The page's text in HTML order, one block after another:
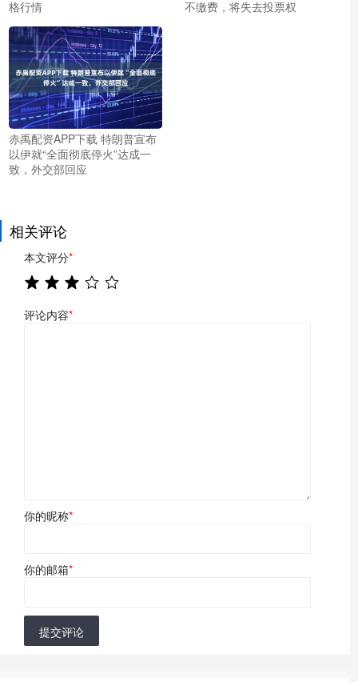
格行情 不缴费，将失去投票权
赤禹配资APP下载 特朗普宣布
以伊就“全面彻底停火”达成一
致，外交部回应
相关评论
本文评分*
评论内容*
你的昵称*
你的邮箱*
提交评论